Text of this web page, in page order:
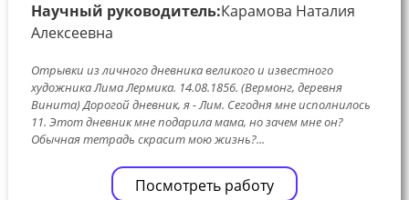
Научный руководитель:Карамова Наталия
Алексеевна
Отрывки из личного дневника великого и известного
художника Лима Лермика. 14.08.1856. (Вермонг, деревня
Винита) Дорогой дневник, я - Лим. Сегодня мне исполнилось
11. Этот дневник мне подарила мама, но зачем мне он?
Обычная тетрадь скрасит мою жизнь?...
Посмотреть работу